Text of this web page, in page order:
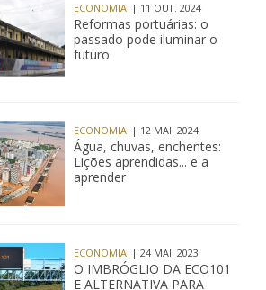
ECONOMIA | 11 OUT. 2024
Reformas portuárias: o
passado pode iluminar o
futuro
ECONOMIA | 12 MAI. 2024
Água, chuvas, enchentes:
Lições aprendidas... e a
aprender
ECONOMIA | 24 MAI. 2023
O IMBRÓGLIO DA ECO101
E ALTERNATIVA PARA